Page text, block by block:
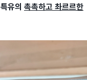
유의 촉촉하고 촤르르한